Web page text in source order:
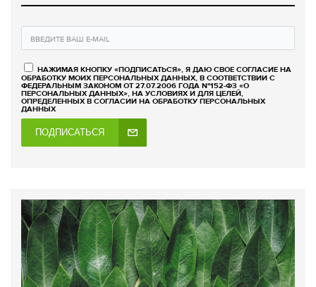
НАЖИМАЯ КНОПКУ «ПОДПИСАТЬСЯ», Я ДАЮ СВОЕ СОГЛАСИЕ НА
ОБРАБОТКУ МОИХ ПЕРСОНАЛЬНЫХ ДАННЫХ, В СООТВЕТСТВИИ С
ФЕДЕРАЛЬНЫМ ЗАКОНОМ ОТ 27.07.2006 ГОДА №152-ФЗ «О
ПЕРСОНАЛЬНЫХ ДАННЫХ», НА УСЛОВИЯХ И ДЛЯ ЦЕЛЕЙ,
ОПРЕДЕЛЕННЫХ В СОГЛАСИИ НА ОБРАБОТКУ ПЕРСОНАЛЬНЫХ
ДАННЫХ
ПОДПИСАТЬСЯ